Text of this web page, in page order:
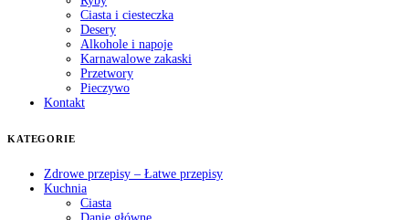
Ciasta i ciesteczka
Desery
Alkohole i napoje
Karnawalowe zakaski
Przetwory
Pieczywo
Kontakt
KATEGORIE
Zdrowe przepisy – Łatwe przepisy
Kuchnia
Ciasta